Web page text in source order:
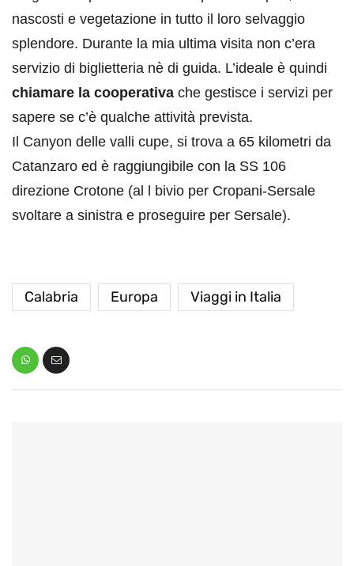
nascosti e vegetazione in tutto il loro selvaggio
splendore. Durante la mia ultima visita non c’era
servizio di biglietteria nè di guida. L’ideale è quindi
chiamare la cooperativa che gestisce i servizi per
sapere se c’è qualche attività prevista.
Il Canyon delle valli cupe, si trova a 65 kilometri da
Catanzaro ed è raggiungibile con la SS 106
direzione Crotone (al l bivio per Cropani-Sersale
svoltare a sinistra e proseguire per Sersale).
Calabria Europa Viaggi in Italia